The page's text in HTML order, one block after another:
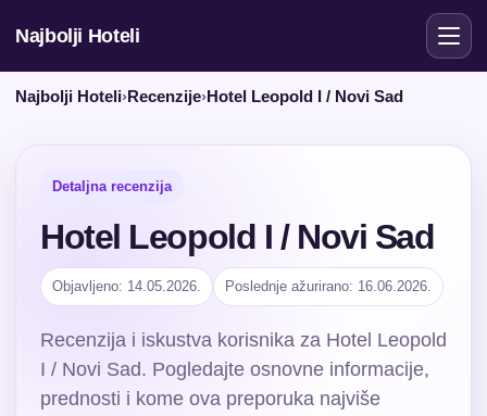
Najbolji Hoteli
Najbolji Hoteli›Recenzije›Hotel Leopold I / Novi Sad
Detaljna recenzija
Hotel Leopold I / Novi Sad
Objavljeno: 14.05.2026. Poslednje ažurirano: 16.06.2026.
Recenzija i iskustva korisnika za Hotel Leopold
I / Novi Sad. Pogledajte osnovne informacije,
prednosti i kome ova preporuka najviše